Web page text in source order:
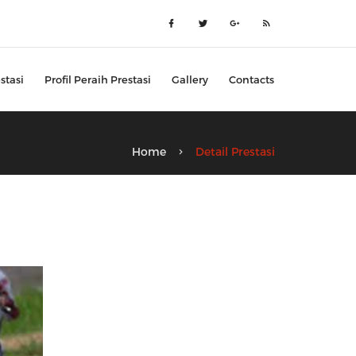
Profil Peraih Prestasi Gallery Contacts
Home Detail Prestasi